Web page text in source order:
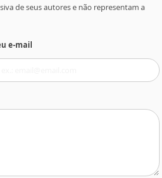
de seus autores e não representam a
e-mail